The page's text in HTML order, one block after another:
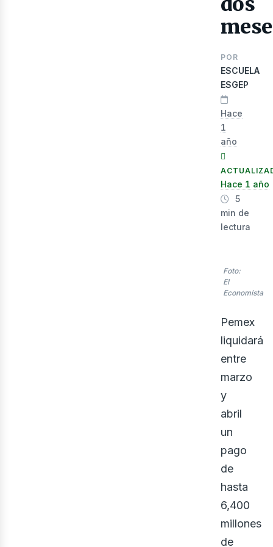
POR
ESCUELA
ESGEP
Hace
1
año
Hace 1 año
5
min de
lectura
Foto:
El
Economista
Pemex
liquidará
entre
marzo
y
abril
un
pago
de
hasta
6,400
millones
de